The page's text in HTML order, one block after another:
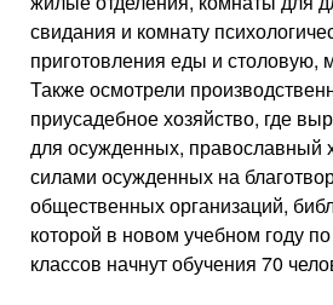
свидания и комнату
приготовления еды и столовую,
Также осмотрели
приусадебное хозяйство, где
для осужденных, православный
силами осужденных на
общественных организаций,
которой в новом учебном году
классов начнут обучения 70